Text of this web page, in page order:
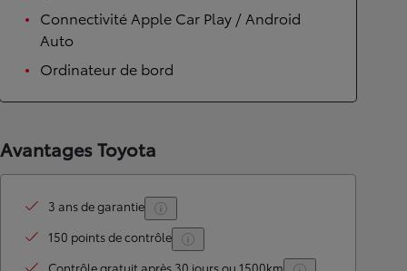
Connectivité Apple Car Play / Android
Auto
Ordinateur de bord
Avantages Toyota
3 ans de garantie
150 points de contrôle
Contrôle gratuit après 30 jours ou 1500km